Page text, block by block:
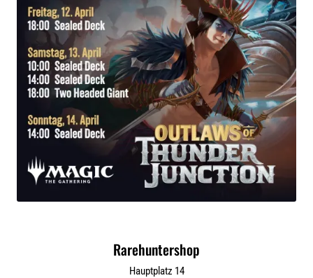
Rarehuntershop
Hauptplatz 14